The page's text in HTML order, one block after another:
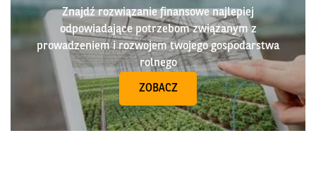
Znajdź rozwiązanie finansowe najlepiej
odpowiadające potrzebom związanym z
prowadzeniem i rozwojem twojego gospodarstwa
rolnego
ZOBACZ